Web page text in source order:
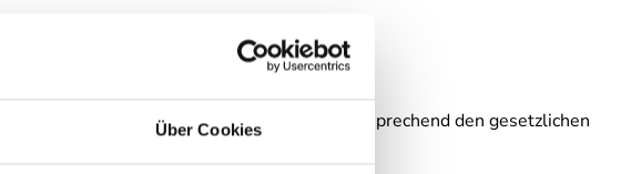
Über Cookies
Daten vertraulich und entsprechend den gesetzlichen